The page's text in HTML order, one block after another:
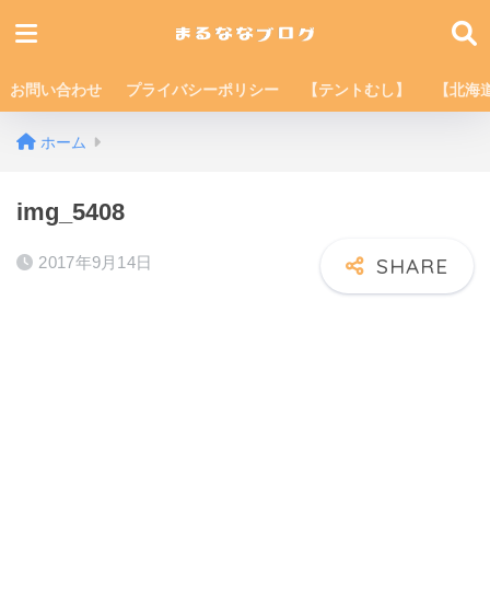
お問い合わせ プライバシーポリシー 【テントむし】 【北海
ホーム
img_5408
2017年9月14日